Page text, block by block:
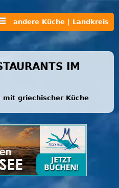
andere Küche | Landkreis
IM
griechischer Küche